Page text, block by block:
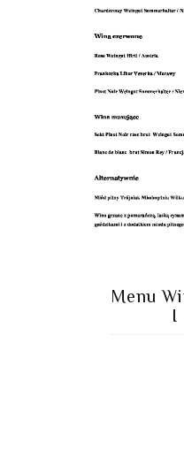
Menu
I